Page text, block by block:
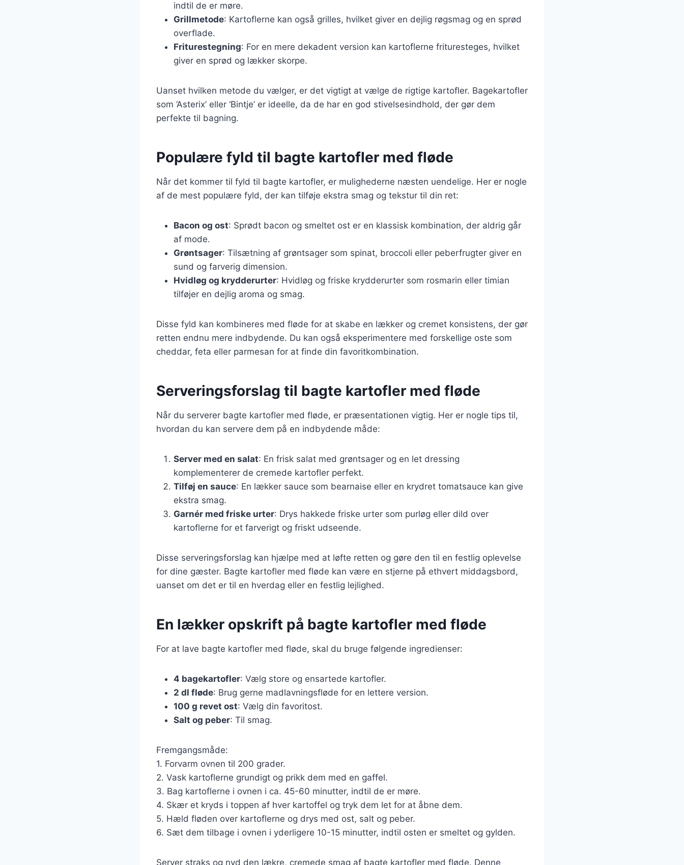
indtil de er møre.
Grillmetode: Kartoflerne kan også grilles, hvilket giver en dejlig røgsmag og en sprød
overflade.
Friturestegning: For en mere dekadent version kan kartoflerne frituresteges, hvilket
giver en sprød og lækker skorpe.
Uanset hvilken metode du vælger, er det vigtigt at vælge de rigtige kartofler. Bagekartofler
som ‘Asterix’ eller ‘Bintje’ er ideelle, da de har en god stivelsesindhold, der gør dem
perfekte til bagning.
Populære fyld til bagte kartofler med fløde
Når det kommer til fyld til bagte kartofler, er mulighederne næsten uendelige. Her er nogle
af de mest populære fyld, der kan tilføje ekstra smag og tekstur til din ret:
Bacon og ost: Sprødt bacon og smeltet ost er en klassisk kombination, der aldrig går
af mode.
Grøntsager: Tilsætning af grøntsager som spinat, broccoli eller peberfrugter giver en
sund og farverig dimension.
Hvidløg og krydderurter: Hvidløg og friske krydderurter som rosmarin eller timian
tilføjer en dejlig aroma og smag.
Disse fyld kan kombineres med fløde for at skabe en lækker og cremet konsistens, der gør
retten endnu mere indbydende. Du kan også eksperimentere med forskellige oste som
cheddar, feta eller parmesan for at finde din favoritkombination.
Serveringsforslag til bagte kartofler med fløde
Når du serverer bagte kartofler med fløde, er præsentationen vigtig. Her er nogle tips til,
hvordan du kan servere dem på en indbydende måde:
Server med en salat: En frisk salat med grøntsager og en let dressing
komplementerer de cremede kartofler perfekt.
Tilføj en sauce: En lækker sauce som bearnaise eller en krydret tomatsauce kan give
ekstra smag.
Garnér med friske urter: Drys hakkede friske urter som purløg eller dild over
kartoflerne for et farverigt og friskt udseende.
Disse serveringsforslag kan hjælpe med at løfte retten og gøre den til en festlig oplevelse
for dine gæster. Bagte kartofler med fløde kan være en stjerne på ethvert middagsbord,
uanset om det er til en hverdag eller en festlig lejlighed.
En lækker opskrift på bagte kartofler med fløde
For at lave bagte kartofler med fløde, skal du bruge følgende ingredienser:
4 bagekartofler: Vælg store og ensartede kartofler.
2 dl fløde: Brug gerne madlavningsfløde for en lettere version.
100 g revet ost: Vælg din favoritost.
Salt og peber: Til smag.
Fremgangsmåde:
1. Forvarm ovnen til 200 grader.
2. Vask kartoflerne grundigt og prikk dem med en gaffel.
3. Bag kartoflerne i ovnen i ca. 45-60 minutter, indtil de er møre.
4. Skær et kryds i toppen af hver kartoffel og tryk dem let for at åbne dem.
5. Hæld fløden over kartoflerne og drys med ost, salt og peber.
6. Sæt dem tilbage i ovnen i yderligere 10-15 minutter, indtil osten er smeltet og gylden.
Server straks og nyd den lækre, cremede smag af bagte kartofler med fløde. Denne